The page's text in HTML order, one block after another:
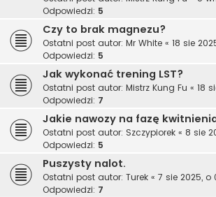
Odpowiedzi: 5
Czy to brak magnezu?
Ostatni post autor: Mr White « 18 sie
Odpowiedzi: 5
Jak wykonać trening LST?
Ostatni post autor: Mistrz Kung Fu « 18
Odpowiedzi: 7
Jakie nawozy na fazę
Ostatni post autor: Szczypiorek « 8 sie
Odpowiedzi: 5
Puszysty nalot.
Ostatni post autor: Turek « 7 sie 2025, o
Odpowiedzi: 7